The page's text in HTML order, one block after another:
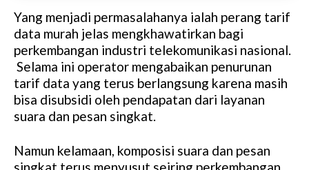
Yang menjadi permasalahanya ialah perang tarif
data murah jelas mengkhawatirkan bagi
perkembangan industri telekomunikasi nasional.
Selama ini operator mengabaikan penurunan
tarif data yang terus berlangsung karena masih
bisa disubsidi oleh pendapatan dari layanan
suara dan pesan singkat.
Namun kelamaan, komposisi suara dan pesan
singkat terus menyusut seiring perkembangan